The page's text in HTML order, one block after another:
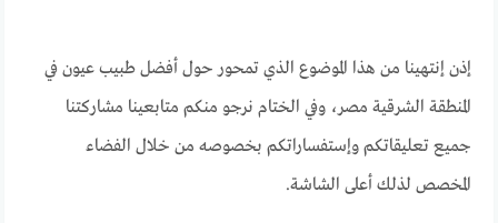
إذن إنتهينا من هذا الموضوع الذي تمحور حول أفضل طبيب عيون في
المنطقة الشرقية مصر، وفي الختام نرجو منكم متابعينا مشاركتنا
جميع تعليقاتكم وإستفساراتكم بخصوصه من خلال الفضاء
المخصص لذلك أعلى الشاشة.